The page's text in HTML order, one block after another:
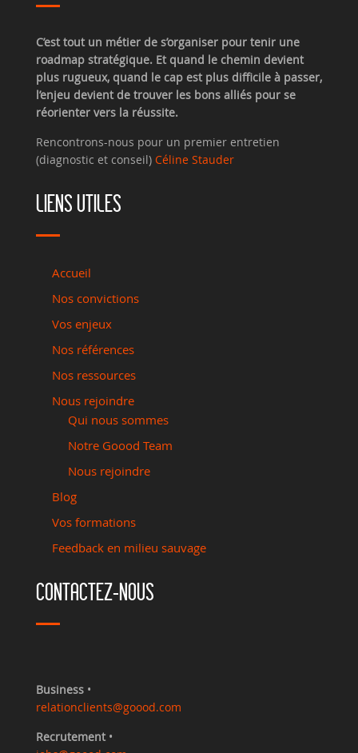
C’est tout un métier de s’organiser pour tenir une
roadmap stratégique. Et quand le chemin devient
plus rugueux, quand le cap est plus difficile à passer,
l’enjeu devient de trouver les bons alliés pour se
réorienter vers la réussite.
Rencontrons-nous pour un premier entretien
(diagnostic et conseil) Céline Stauder
LIENS UTILES
Accueil
Nos convictions
Vos enjeux
Nos références
Nos ressources
Nous rejoindre
Qui nous sommes
Notre Goood Team
Nous rejoindre
Blog
Vos formations
Feedback en milieu sauvage
CONTACTEZ-NOUS
Business •
relationclients@goood.com
Recrutement •